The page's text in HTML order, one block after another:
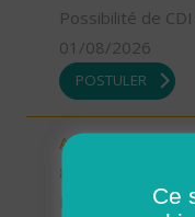
Possibilité de
01/08/2026
POSTULER
AIDE SOIGNANT
Possibilité deCe